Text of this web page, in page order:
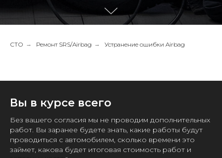
СТО → Ремонт SRS/Airbag → Устранение ошибки Airbag
Вы в курсе всего
Без вашего согласия мы не проводим дополнительных
работ. Вы заранее будете знать, какие работы будут
проводиться с автомобилем, сколько времени это
займет, какова будет итоговая стоимость работ и